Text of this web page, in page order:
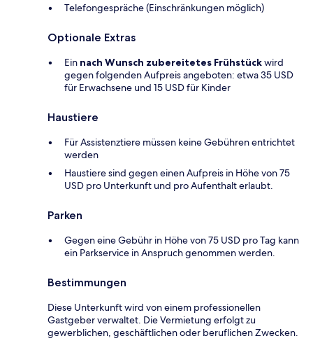
Telefongespräche (Einschränkungen möglich)
Optionale Extras
Ein nach Wunsch zubereitetes Frühstückwird
gegen folgenden Aufpreis angeboten: etwa 35 USD
für Erwachsene und 15 USD für Kinder
Haustiere
Für Assistenztiere müssen keine Gebühren entrichtet
werden
Haustiere sind gegen einen Aufpreis in Höhe von 75
USD pro Unterkunft und pro Aufenthalt erlaubt.
Parken
Gegen eine Gebühr in Höhe von 75 USD pro Tag kann
ein Parkservice in Anspruch genommen werden.
Bestimmungen
Diese Unterkunft wird von einem professionellen
Gastgeber verwaltet. Die Vermietung erfolgt zu
gewerblichen, geschäftlichen oder beruflichen Zwecken.